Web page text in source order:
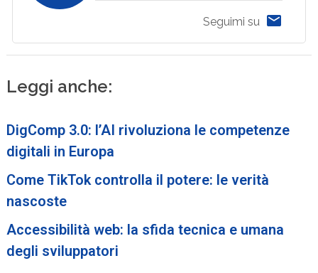
Seguimi su
Leggi anche:
DigComp 3.0: l’AI rivoluziona le competenze
digitali in Europa
Come TikTok controlla il potere: le verità
nascoste
Accessibilità web: la sfida tecnica e umana
degli sviluppatori